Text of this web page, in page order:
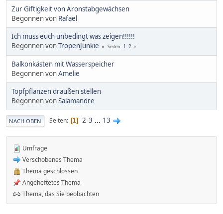
Zur Giftigkeit von Aronstabgewächsen
Begonnen von Rafael
Ich muss euch unbedingt was zeigen!!!!!!
Begonnen vonTropenJunkie Seiten 1 2
Balkonkästen mit Wasserspeicher
Begonnen vonAmelie
Topfpflanzen draußen stellen
Begonnen vonSalamandre
NACH OBEN Seiten 1 2 3 ... 13
Umfrage
Verschobenes Thema
Thema geschlossen
Angeheftetes Thema
Thema, das Sie beobachten